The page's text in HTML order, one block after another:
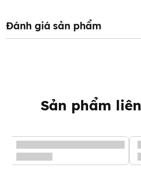
khác.
Đánh giá sản phẩm
Sản phẩm